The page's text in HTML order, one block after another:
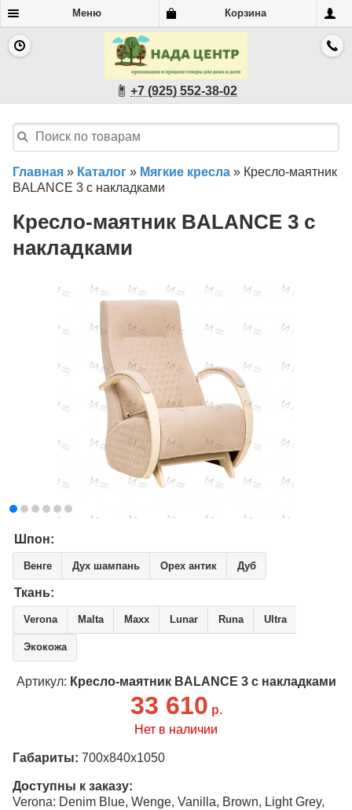
Меню Корзина
+7 (925) 552-38-02
Главная » Каталог » Мягкие кресла » Кресло-маятник
BALANCE 3 с накладками
Кресло-маятник BALANCE 3 с
накладками
Шпон:
Венге Дух шампань Орех антик Дуб
Ткань:
Verona Malta Maxx Lunar Runa Ultra
Экокожа
Артикул: Кресло-маятник BALANCE 3 с накладками
33 610 р.
Нет в наличии
Габариты: 700х840х1050
Доступны к заказу:
Verona: Denim Blue, Wenge, Vanilla, Brown, Light Grey,